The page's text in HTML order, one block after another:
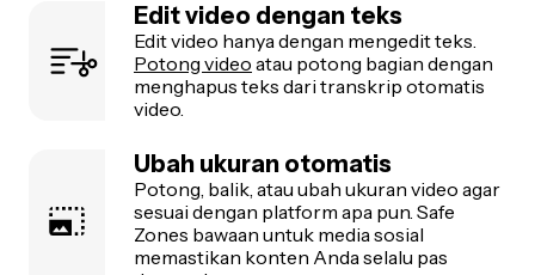
Edit video dengan teks
Edit video hanya dengan mengedit teks.
Potong video atau potong bagian dengan
menghapus teks dari transkrip otomatis
video.
Ubah ukuran otomatis
Potong, balik, atau ubah ukuran video agar
sesuai dengan platform apa pun. Safe
Zones bawaan untuk media sosial
memastikan konten Anda selalu pas